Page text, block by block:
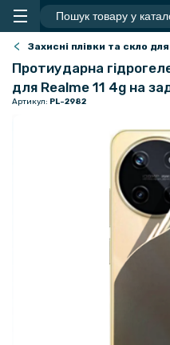
Захисні плівки та скло
Протиударна
для Realme 11 4g на
Артикул: PL-2982